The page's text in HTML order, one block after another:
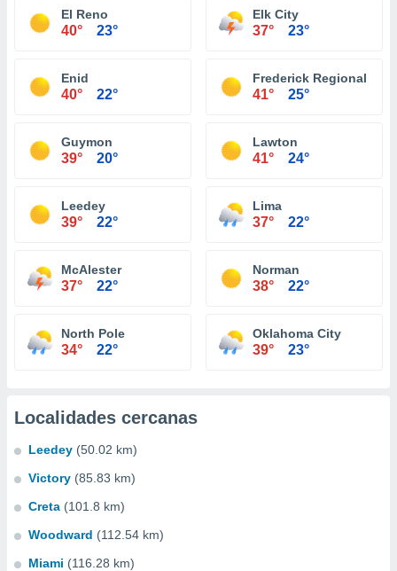
El Reno
40° 23°
Elk City
37° 23°
Enid
40° 22°
Frederick Regional
41° 25°
Guymon
39° 20°
Lawton
41° 24°
Leedey
39° 22°
Lima
37° 22°
McAlester
37° 22°
Norman
38° 22°
North Pole
34° 22°
Oklahoma City
39° 23°
Localidades cercanas
Leedey (50.02 km)
Victory (85.83 km)
Creta (101.8 km)
Woodward (112.54 km)
Miami (116.28 km)